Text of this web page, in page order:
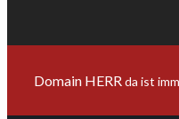
Domain HERR da ist